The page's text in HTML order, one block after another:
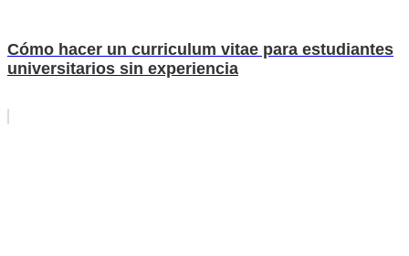
Cómo hacer un curriculum vitae para estudiantes
universitarios sin experiencia